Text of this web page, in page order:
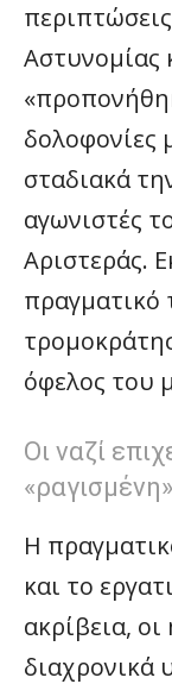
δολοφονίες
σταδιακά
αγωνιστές
Αριστεράς.
πραγματικό
όφελος του
Οι ναζί
Η
και το
ακρίβεια, οι
διαχρονικά